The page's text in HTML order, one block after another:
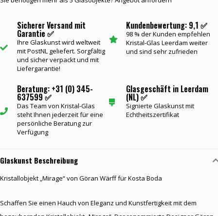
Sicherer Versand mit
Garantie ✅
Ihre Glaskunst wird weltweit
mit PostNL geliefert. Sorgfältig
und sicher verpackt und mit
Liefergarantie!
Kundenbewertung: 9,1 ✅
98 % der Kunden empfehlen
Kristal-Glas Leerdam weiter
und sind sehr zufrieden
Beratung: +31 (0) 345-
637599 ✅
Das Team von Kristal-Glas
steht Ihnen jederzeit für eine
persönliche Beratung zur
Verfügung
Glasgeschäft in Leerdam
(NL) ✅
Signierte Glaskunst mit
Echtheitszertifikat
Glaskunst Beschreibung
Kristallobjekt „Mirage“ von Göran Wärff für Kosta Boda
Schaffen Sie einen Hauch von Eleganz und Kunstfertigkeit mit dem